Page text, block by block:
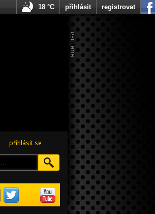
přihlásit se
18 °C přihlásit registrovat